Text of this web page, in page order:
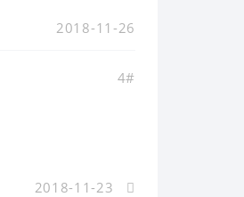
2018-11-26
4#
2018-11-23